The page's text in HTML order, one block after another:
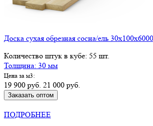
Доска сухая обрезная сосна/ель
Количество штук в кубе: 55 шт.
Толщина: 30 мм
Цена за м3:
19 900 руб. 21 000 руб.
Заказать оптом
ПОДРОБНЕЕ